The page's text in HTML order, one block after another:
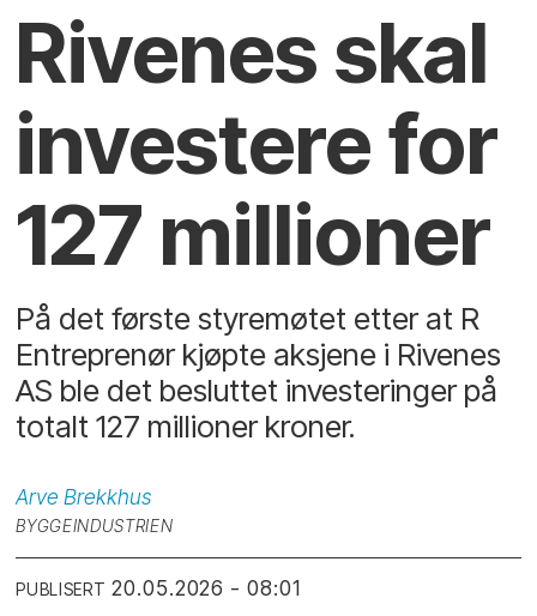
Rivenes skal
investere for
127 millioner
På det første styremøtet etter at R
Entreprenør kjøpte aksjene i Rivenes
AS ble det besluttet investeringer på
totalt 127 millioner kroner.
Arve Brekkhus
BYGGEINDUSTRIEN
PUBLISERT 20.05.2026 - 08:01